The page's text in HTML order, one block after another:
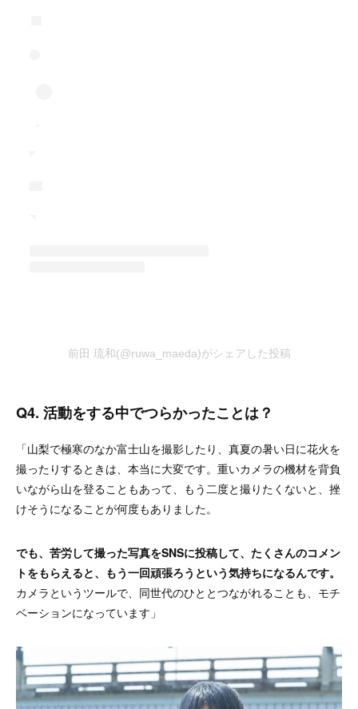
前田 琉和(@ruwa_maeda)がシェアした投稿
Q4. 活動をする中でつらかったことは？
「山梨で極寒のなか富士山を撮影したり、真夏の暑い日に花火を
撮ったりするときは、本当に大変です。重いカメラの機材を背負
いながら山を登ることもあって、もう二度と撮りたくないと、挫
けそうになることが何度もありました。
でも、苦労して撮った写真をSNSに投稿して、たくさんのコメン
トをもらえると、もう一回頑張ろうという気持ちになるんです。
カメラというツールで、同世代のひととつながれることも、モチ
ベーションになっています」